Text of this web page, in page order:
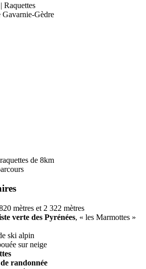
Raquettes
Gavarnie-Gèdre
de 8km
mètres et 2 322 mètres
verte des Pyrénées, « les Marmottes »
ski alpin
sur neige
randonnée